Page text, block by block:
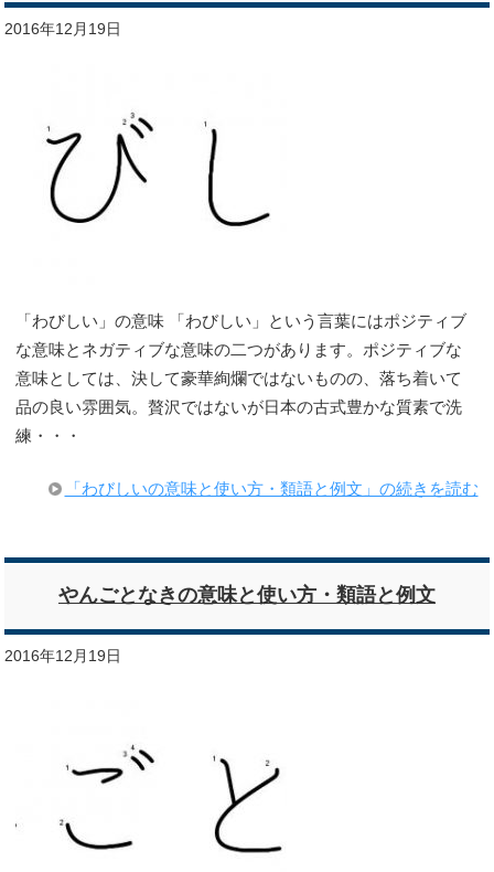
2016年12月19日
「わびしい」の意味 「わびしい」という言葉にはポジティブ
な意味とネガティブな意味の二つがあります。ポジティブな
意味としては、決して豪華絢爛ではないものの、落ち着いて
品の良い雰囲気。贅沢ではないが日本の古式豊かな質素で洗
練・・・
「わびしいの意味と使い方・類語と例文」の続きを読む
やんごとなきの意味と使い方・類語と例文
2016年12月19日